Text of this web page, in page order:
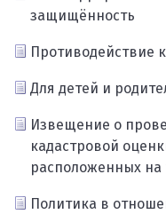
защищённость
Противодействие
Для детей и
Извещение о
кадастровой
расположенных на
Политика в